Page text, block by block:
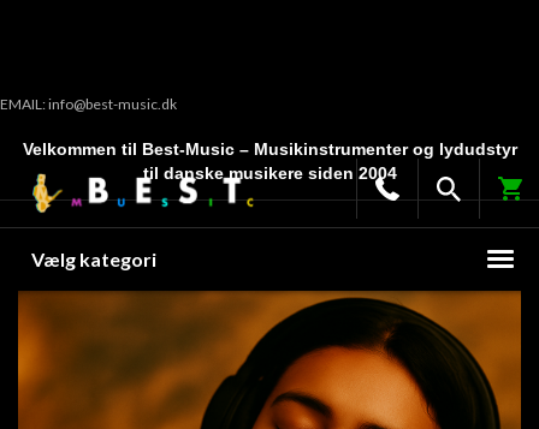
EMAIL: info@best-music.dk
Velkommen til Best-Music – Musikinstrumenter og lydudstyr
til danske musikere siden 2004
Vælg kategori